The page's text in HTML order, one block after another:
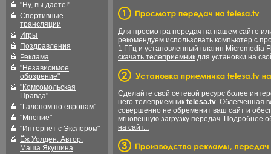
"Ну, вы даете!"
Спортивные
трансляции
Игры
Поздравления
Реклама
"Независимое
обозрение"
"Комсомольская
Правда"
"Галопом по европам"
"Мнение"
"Интернет с Экслером"
Ёж Уолден. Автор:
Маша Якушина
Для просмотра передач на нашем сайте
рекомендуем использовать компьютер с
1 ГГц и установленный плагин Micromedia
скачать телеприемник для установки на
Сделайте свой сетевой ресурс более
него телеприемник telesa.tv. Облегченная
совершенно не обременит ваш сайт и
мгновенную загрузку передач. Подробнее
на сайт...